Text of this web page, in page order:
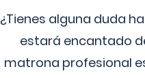
¿Tienes alguna duda
estará encantado
matrona profesional